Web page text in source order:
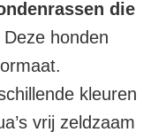
die
Deze honden
kleuren
vrij zeldzaam